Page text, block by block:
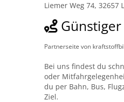
Liemer Weg 74, 32657
Partnerseite von
Bei uns findest du
oder
du per Bahn, Bus,
Ziel.